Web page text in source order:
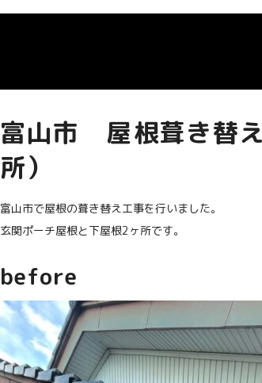
富山市 屋根葺き替
所）
富山市で屋根の葺き替え工事を行いました。
玄関ポーチ屋根と下屋根2ヶ所です。
before